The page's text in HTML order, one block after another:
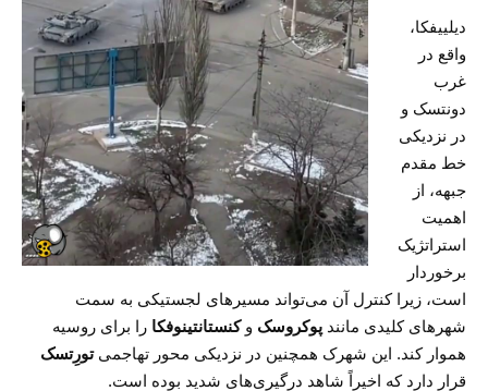
دیلییفکا،
واقع در
غرب
دونتسک و
در نزدیکی
خط مقدم
جبهه، از
اهمیت
استراتژیک
برخوردار
است، زیرا کنترل آن می‌تواند مسیرهای لجستیکی به سمت
شهرهای کلیدی مانند پوکروسک وکنستانتینوفکا را برای روسیه
هموار کند. این شهرک همچنین در نزدیکی محور تهاجمیتورِتسک
قرار دارد که اخیراً شاهد درگیری‌های شدید بوده است.